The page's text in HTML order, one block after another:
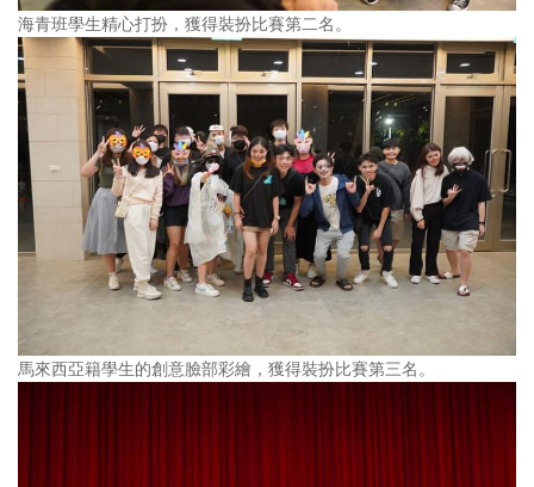
海青班學生精心打扮，獲得裝扮比賽第二名。
馬來西亞籍學生的創意臉部彩繪，獲得裝扮比賽第三名。